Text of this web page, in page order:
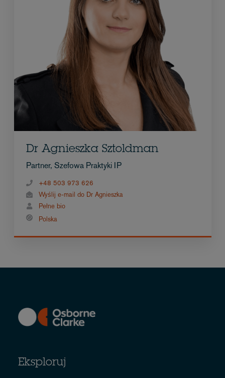
Dr Agnieszka Sztoldman
Partner, Szefowa Praktyki IP
+48 503 973 626
Wyślij e-mail do Dr Agnieszka
Pełne bio
Polska
Eksploruj